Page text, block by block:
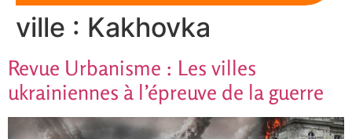
ville : Kakhovka
Revue Urbanisme : Les villes
ukrainiennes à l’épreuve de la guerre